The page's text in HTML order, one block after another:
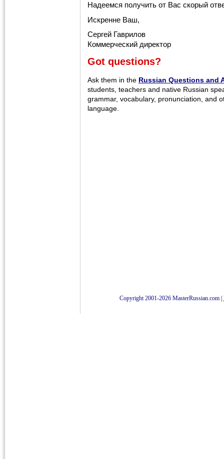
Надеемся получить от Вас скорый
Искренне Ваш,
Сергей Гаврилов
Коммерческий директор
Got questions?
Ask them in the Russian Questions and
students, teachers and native Russian
grammar, vocabulary, pronunciation, and
language.
Copyright 2001-2026 MasterRussian.com|